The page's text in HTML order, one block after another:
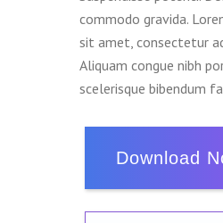
commodo gravida.
sit amet, consectetur
Aliquam congue nibh
scelerisque bibendum
Download